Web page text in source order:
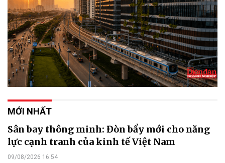
MỚI NHẤT
Sân bay thông minh: Đòn bẩy mới cho năng
lực cạnh tranh của kinh tế Việt Nam
09/08/2026 16:54